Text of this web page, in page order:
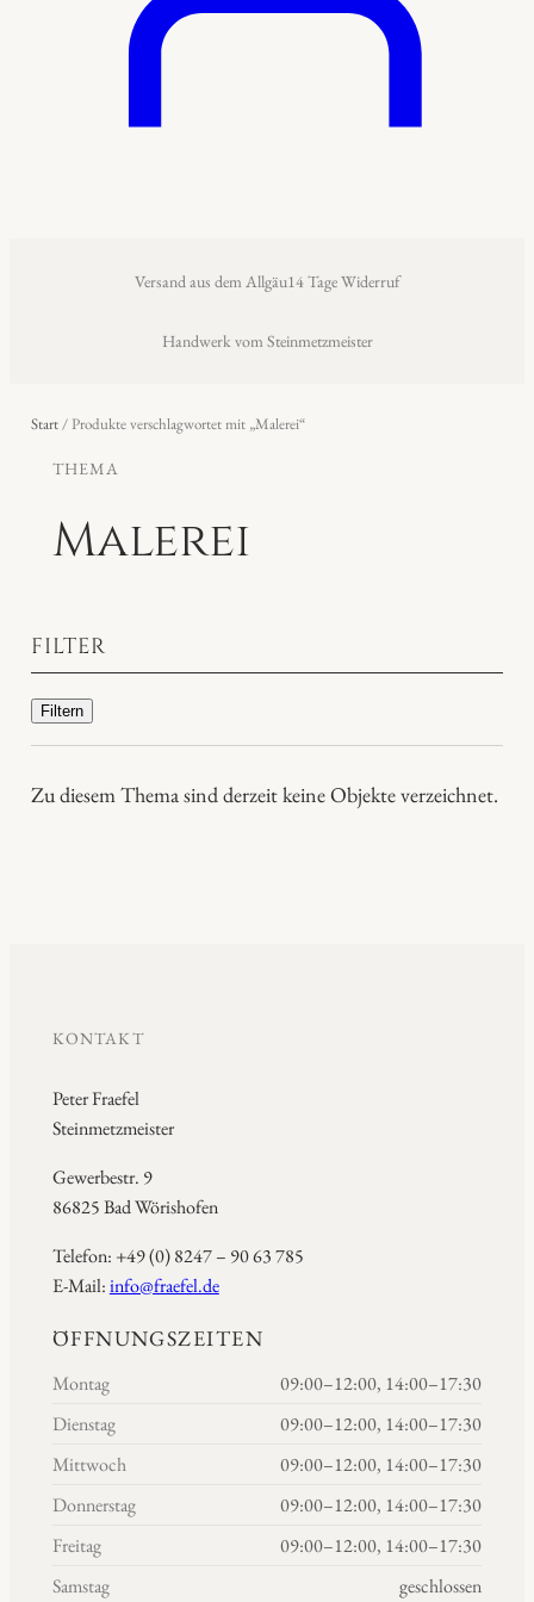
Versand aus dem Allgäu14 Tage Widerruf
Handwerk vom Steinmetzmeister
Start/ Produkte verschlagwortet mit „Malerei“
THEMA
Malerei
FILTER
Filtern
Zu diesem Thema sind derzeit keine Objekte verzeichnet.
KONTAKT
Peter Fraefel
Steinmetzmeister
Gewerbestr. 9
86825 Bad Wörishofen
Telefon: +49 (0) 8247 – 90 63 785
E-Mail:info@fraefel.de
ÖFFNUNGSZEITEN
Montag
09:00–12:00, 14:00–17:30
Dienstag
09:00–12:00, 14:00–17:30
Mittwoch
09:00–12:00, 14:00–17:30
Donnerstag
09:00–12:00, 14:00–17:30
Freitag
09:00–12:00, 14:00–17:30
Samstag
geschlossen